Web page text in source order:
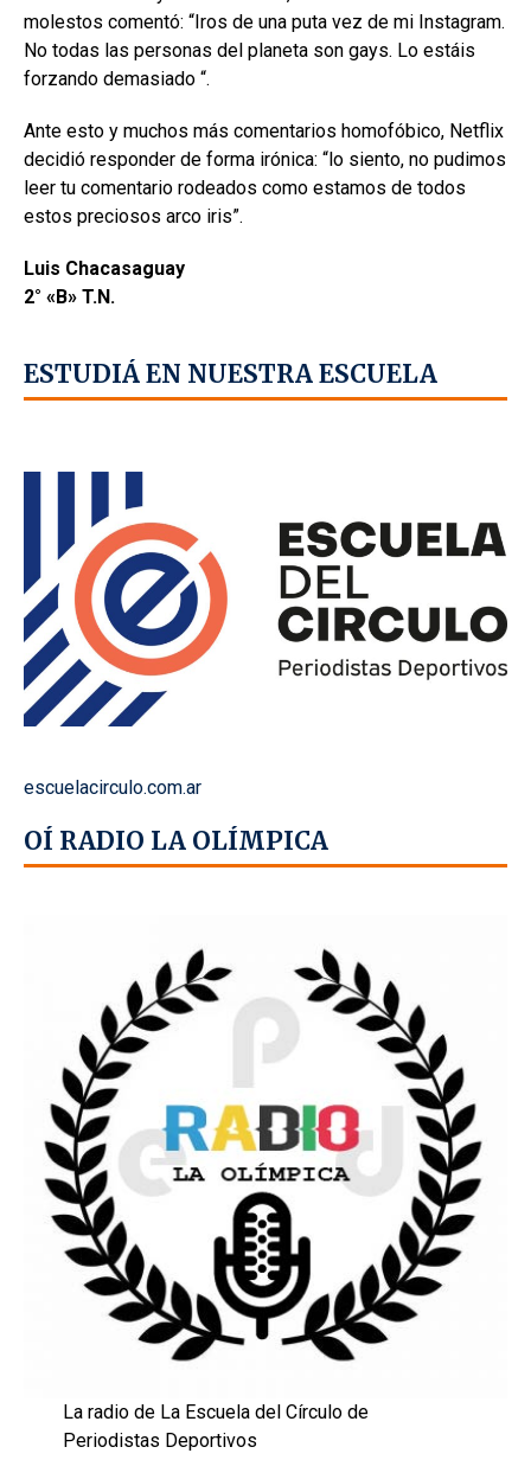
molestos comentó: “Iros de una puta vez de mi Instagram.
No todas las personas del planeta son gays. Lo estáis
forzando demasiado “.
Ante esto y muchos más comentarios homofóbico, Netflix
decidió responder de forma irónica: “lo siento, no pudimos
leer tu comentario rodeados como estamos de todos
estos preciosos arco iris”.
Luis Chacasaguay
2° «B» T.N.
ESTUDIÁ EN NUESTRA ESCUELA
escuelacirculo.com.ar
OÍ RADIO LA OLÍMPICA
La radio de La Escuela del Círculo de
Periodistas Deportivos